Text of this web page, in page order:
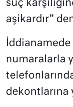
suç
aşikardır”
İddianamede
numaralarla
dekontlarına